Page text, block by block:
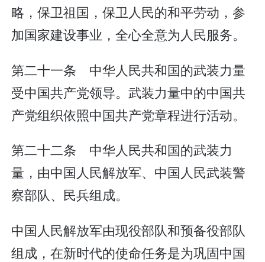
略，保卫祖国，保卫人民的和平劳动，参
加国家建设事业，全心全意为人民服务。
第二十一条 中华人民共和国的武装力量
受中国共产党领导。武装力量中的中国共
产党组织依照中国共产党章程进行活动。
第二十二条 中华人民共和国的武装力
量，由中国人民解放军、中国人民武装警
察部队、民兵组成。
中国人民解放军由现役部队和预备役部队
组成，在新时代的使命任务是为巩固中国